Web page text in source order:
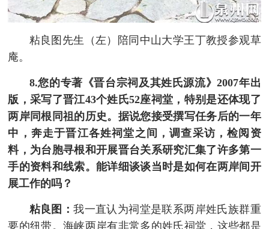
粘良图先生（左）陪同中山大学王丁教授参观草
庵。
8.您的专著《晋台宗祠及其姓氏源流》2007年出
版，采写了晋江43个姓氏52座祠堂，特别是还体现了
两岸同根同祖的历史。据说您接受撰写任务后的一年
中，奔走于晋江各姓祠堂之间，调查采访，检阅资
料，为台胞寻根和开展晋台关系研究汇集了许多第一
手的资料和线索。能详细谈谈当时是如何在两岸间开
展工作的吗？
粘良图：我一直认为祠堂是联系两岸姓氏族群重
要的纽带。海峡两岸有非常多的姓氏祠堂，这些都是